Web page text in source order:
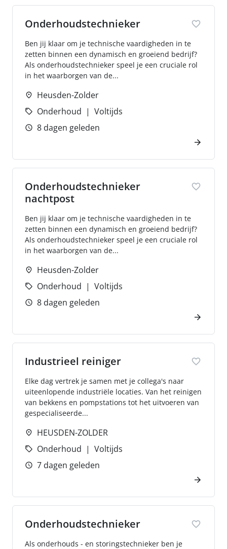
Onderhoudstechnieker
Ben jij klaar om je technische vaardigheden in te
zetten binnen een dynamisch en groeiend bedrijf?
Als onderhoudstechnieker speel je een cruciale rol
in het waarborgen van de...
Heusden-Zolder
Onderhoud
Voltijds
8 dagen geleden
Onderhoudstechnieker
nachtpost
Ben jij klaar om je technische vaardigheden in te
zetten binnen een dynamisch en groeiend bedrijf?
Als onderhoudstechnieker speel je een cruciale rol
in het waarborgen van de...
Heusden-Zolder
Onderhoud
Voltijds
8 dagen geleden
Industrieel reiniger
Elke dag vertrek je samen met je collega's naar
uiteenlopende industriële locaties. Van het reinigen
van bekkens en pompstations tot het uitvoeren van
gespecialiseerde...
HEUSDEN-ZOLDER
Onderhoud
Voltijds
7 dagen geleden
Onderhoudstechnieker
Als onderhouds - en storingstechnieker ben je